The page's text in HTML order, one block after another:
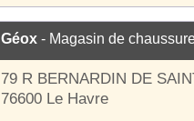
Géox - Magasin de
79 R BERNARDIN DE
76600 Le Havre